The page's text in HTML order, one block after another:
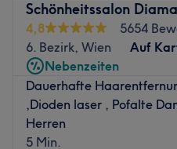
Bei FACE AND MORE im 20.
deinen Traum von porentief
Wimpern und perfekten
kommen! Nur einen
Bahnhof (Francis) kannst du
und verwöhnen lassen.
Nächste öffentliche
Schönheitssalon
4,8
5654
6. Bezirk, Wien
Auf
Nebenzeiten
Dauerhafte
,Dioden laser , Pofalte
Herren
5 Min.